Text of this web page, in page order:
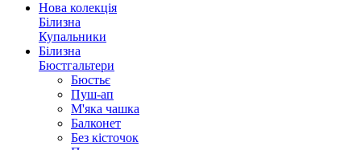
Нова колекція
Білизна
Купальники
Білизна
Бюстгальтери
Бюстьє
Пуш-ап
М'яка чашка
Балконет
Без кісточок